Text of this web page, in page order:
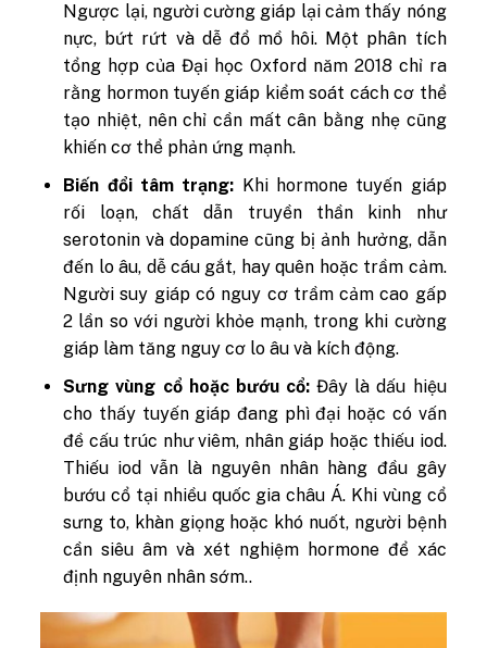
Ngược lại, người cường giáp lại cảm thấy nóng
nực, bứt rứt và dễ đổ mồ hôi. Một phân tích
tổng hợp của Đại học Oxford năm 2018 chỉ ra
rằng hormon tuyến giáp kiểm soát cách cơ thể
tạo nhiệt, nên chỉ cần mất cân bằng nhẹ cũng
khiến cơ thể phản ứng mạnh.
Biến đổi tâm trạng: Khi hormone tuyến giáp
rối loạn, chất dẫn truyền thần kinh như
serotonin và dopamine cũng bị ảnh hưởng, dẫn
đến lo âu, dễ cáu gắt, hay quên hoặc trầm cảm.
Người suy giáp có nguy cơ trầm cảm cao gấp
2 lần so với người khỏe mạnh, trong khi cường
giáp làm tăng nguy cơ lo âu và kích động.
Sưng vùng cổ hoặc bướu cổ:Đây là dấu hiệu
cho thấy tuyến giáp đang phì đại hoặc có vấn
đề cấu trúc như viêm, nhân giáp hoặc thiếu iod.
Thiếu iod vẫn là nguyên nhân hàng đầu gây
bướu cổ tại nhiều quốc gia châu Á. Khi vùng cổ
sưng to, khàn giọng hoặc khó nuốt, người bệnh
cần siêu âm và xét nghiệm hormone để xác
định nguyên nhân sớm..